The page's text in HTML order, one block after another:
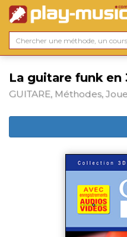
La guitare funk en
GUITARE, Méthodes,